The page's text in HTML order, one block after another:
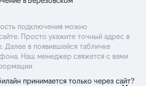
подключения можно
Просто укажите точный адрес в
в появившейся табличке
Наш менеджер свяжется с вами
принимается только через сайт?